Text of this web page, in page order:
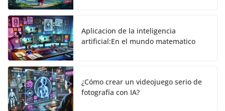
Aplicacion de la inteligencia
artificial:En el mundo matematico
¿Cómo crear un videojuego serio de
fotografía con IA?